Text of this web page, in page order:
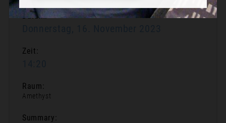
Datum:
Zeit:
Raum:
Amethyst
Summary: